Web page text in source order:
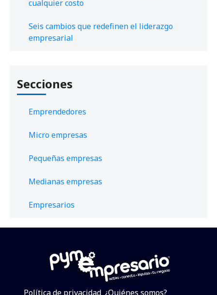
cualquier costo
Seis cambios que redefinen el liderazgo
empresarial
Secciones
Emprendedores
Micro empresas
Pequeñas empresas
Medianas empresas
Empresarios
Política de privacidad ¿Quiénes somos?